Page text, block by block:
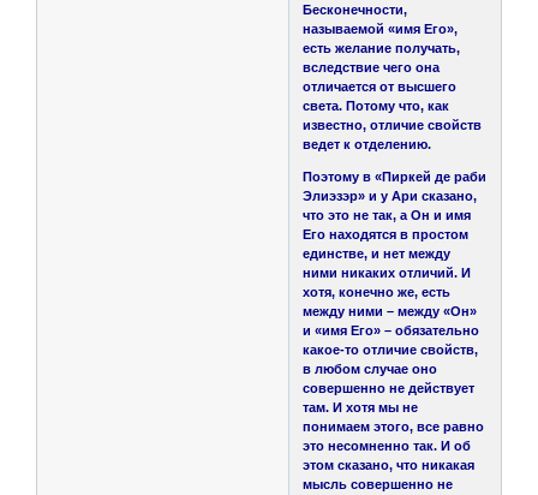
Бесконечности,
называемой «имя Его»,
есть желание получать,
вследствие чего она
отличается от высшего
света. Потому что, как
известно, отличие свойств
ведет к отделению.
Поэтому в «Пиркей де раби
Элиэзэр» и у Ари сказано,
что это не так, а Он и имя
Его находятся в простом
единстве, и нет между
ними никаких отличий. И
хотя, конечно же, есть
между ними – между «Он»
и «имя Его» – обязательно
какое-то отличие свойств,
в любом случае оно
совершенно не действует
там. И хотя мы не
понимаем этого, все равно
это несомненно так. И об
этом сказано, что никакая
мысль совершенно не